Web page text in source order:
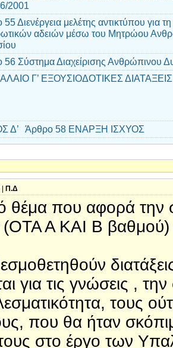
2001
Διενέργεια μελέτης αντικτύπου για
αδειών μέσω του Μητρώου
56 Σύστημα Διαχείρισης Ανθρώπινου
Γ’ ΕΞΟΥΣΙΟΔΟΤΙΚΕΣ
Δ’ Άρθρο 58 ΕΝΑΡΞΗ ΙΣΧΥΟΣ
Π.Δ
που αφορά την
Α ΚΑΙ Β βαθμού)
για τις γνώσεις ,
τους
που θα ήταν
στο έργο των